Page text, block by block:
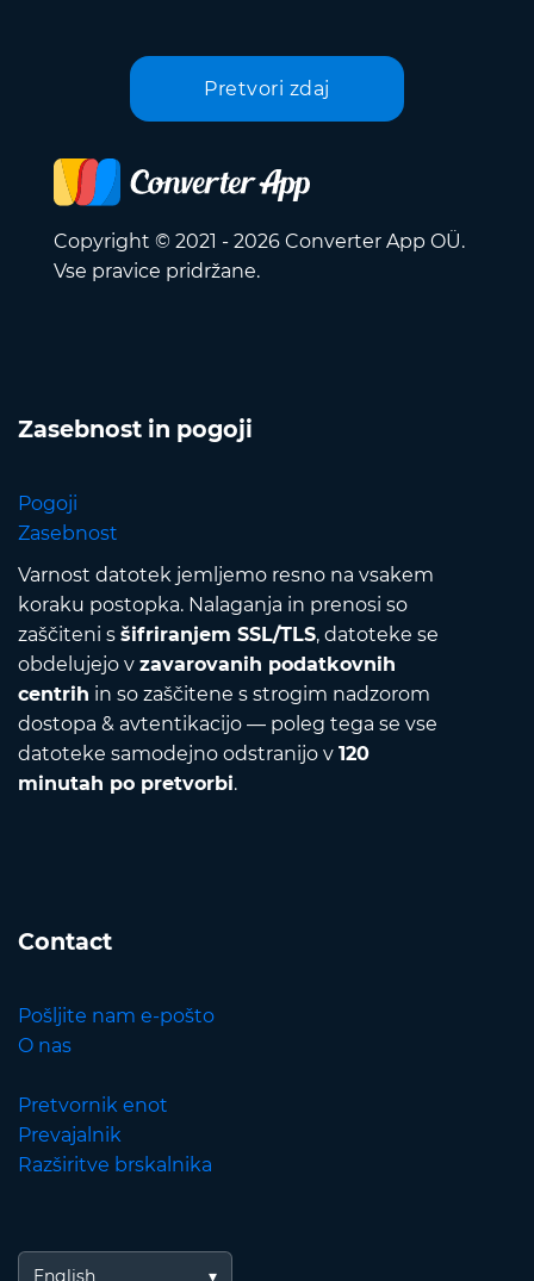
Pretvori zdaj
Copyright © 2021 - 2026 Converter App OÜ.
Vse pravice pridržane.
Zasebnost in pogoji
Pogoji
Zasebnost
Varnost datotek jemljemo resno na vsakem
koraku postopka. Nalaganja in prenosi so
zaščiteni s šifriranjem SSL/TLS, datoteke se
obdelujejo v zavarovanih podatkovnih
centrih in so zaščitene s strogim nadzorom
dostopa & avtentikacijo — poleg tega se vse
datoteke samodejno odstranijo v 120
minutah po pretvorbi.
Contact
Pošljite nam e-pošto
O nas
Pretvornik enot
Prevajalnik
Razširitve brskalnika
English